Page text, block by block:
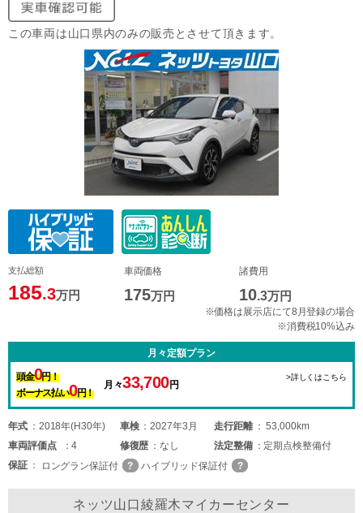
この車両は山口県内のみの販売とさせて頂きます。
支払総額
185.3万円
車両価格
175万円
諸費用
10.3万円
※価格は展示店にて8月登録の場合
※消費税10%込み
月々定額プラン
頭金0円！
ボーナス払い0円！
月々33,700円
>詳しくはこちら
年式 2018年(H30年) 車検 2027年3月 走行距離
53,000km
車両評価点 4 修復歴 なし 法定整備
定期点検整備付
保証
ロングラン保証付 ハイブリッド保証付
ネッツ山口綾羅木マイカーセンター